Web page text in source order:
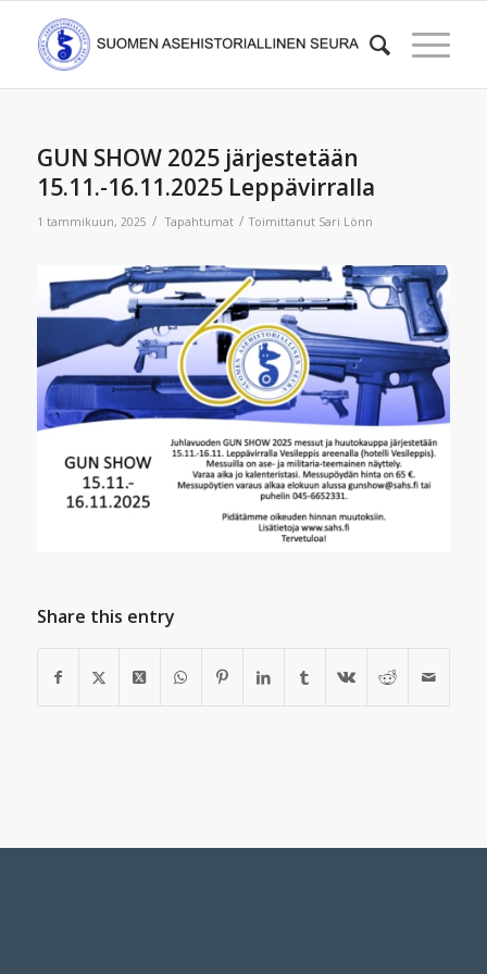
GUN SHOW 2025 järjestetään
15.11.-16.11.2025 Leppävirralla
1 tammikuun, 2025 / Tapahtumat / Toimittanut Sari Lönn
Share this entry